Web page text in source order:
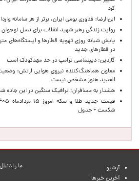
کرد
ابن‌الرضا: فناوری بومی ایران، برتر از هر سامانه
روایت زندگی رهبر شهید انقلاب برای نسل
پایش شبانه روزی تهویه قطارها و ایستگاه‌های
در قطارهای جدید
گاردین: دیپلماسی ترامپ در حد مهدکودک است
معاون هماهنگ‌کننده نیروی هوایی ارتش:
العدید هنوز مشخص نیست
هشدار به مسافران؛ ترافیک سنگین در این جاده
شکست + جدول
آرشیو
آخرین خبرها
ما را